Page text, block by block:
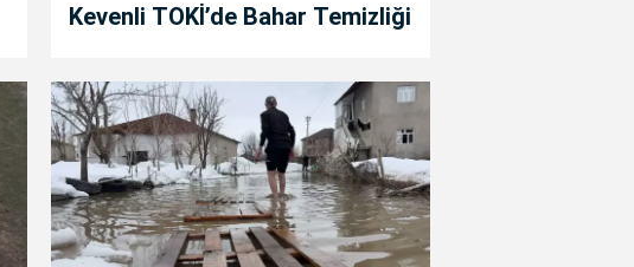
Kevenli TOKİ’de Bahar Temizliği